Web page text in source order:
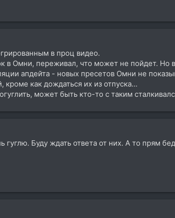
в проц видео.
в Омни, переживал, что может не пойдет. Но
апдейта - новых пресетов Омни не
как дождаться их из отпуска...
может быть кто-то с таким
гуглю. Буду ждать ответа от них. А то прям